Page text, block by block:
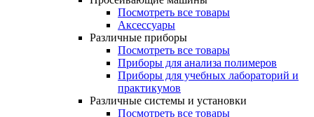
Посмотреть все товары
Аксессуары
Различные приборы
Посмотреть все товары
Приборы для анализа полимеров
Приборы для учебных лабораторий и
практикумов
Различные системы и установки
Посмотреть все товары